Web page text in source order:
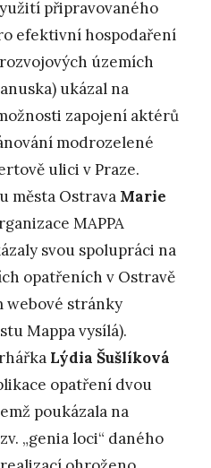
připravovaného
efektivní hospodaření
územích
ukázal na
zapojení aktérů
modrozelené
ulici v Praze.
města Ostrava Marie
MAPPA
svou spolupráci na
opatřeních v Ostravě
webové stránky
Mappa vysílá).
Lýdia Šušlíková
opatření dvou
poukázala na
„genia loci“ daného